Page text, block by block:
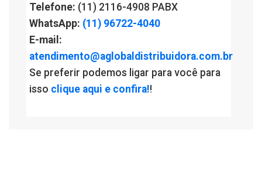
Telefone: (11) 2116-4908 PABX
WhatsApp: (11) 96722-4040
E-mail:
atendimento@aglobaldistribuidora.com.br
Se preferir podemos ligar para você para
isso clique aqui e confira!!